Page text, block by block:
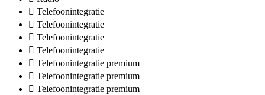
Telefoonintegratie
Telefoonintegratie
Telefoonintegratie
Telefoonintegratie
Telefoonintegratie premium
Telefoonintegratie premium
Telefoonintegratie premium